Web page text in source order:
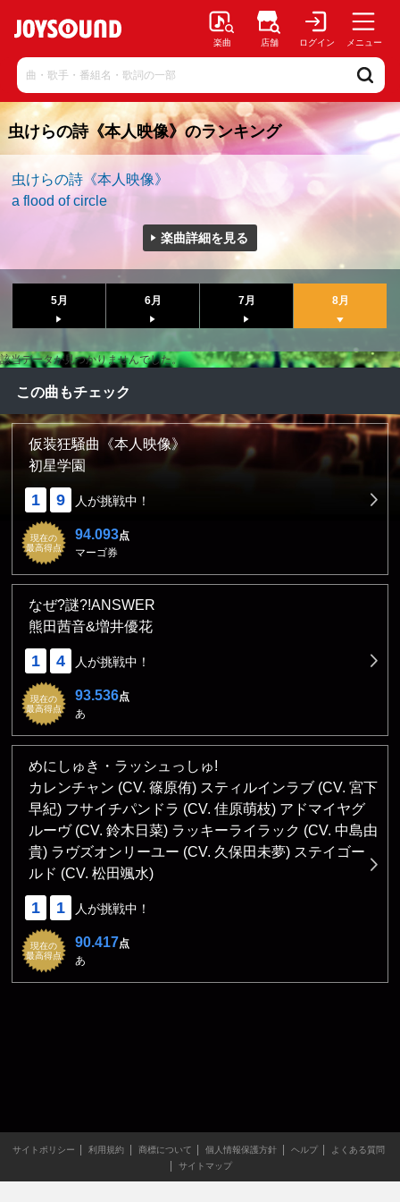
楽曲 店舗 ログイン メニュー
虫けらの詩《本人映像》のランキング
虫けらの詩《本人映像》
a flood of circle
楽曲詳細を見る
5月 6月 7月 8月
該当データが見つかりませんでした。
この曲もチェック
仮装狂騒曲《本人映像》
初星学園
1 9 人が挑戦中！
現在の
最高得点
94.093点
マーゴ券
なぜ?謎?!ANSWER
熊田茜音&増井優花
1 4 人が挑戦中！
現在の
最高得点
93.536点
あ
めにしゅき・ラッシュっしゅ!
カレンチャン (CV. 篠原侑) スティルインラブ (CV. 宮下
早紀) フサイチパンドラ (CV. 佳原萌枝) アドマイヤグ
ルーヴ (CV. 鈴木日菜) ラッキーライラック (CV. 中島由
貴) ラヴズオンリーユー (CV. 久保田未夢) ステイゴー
ルド (CV. 松田颯水)
1 1 人が挑戦中！
現在の
最高得点
90.417点
あ
サイトポリシー 利用規約 商標について 個人情報保護方針 ヘルプ
よくある質問
サイトマップ